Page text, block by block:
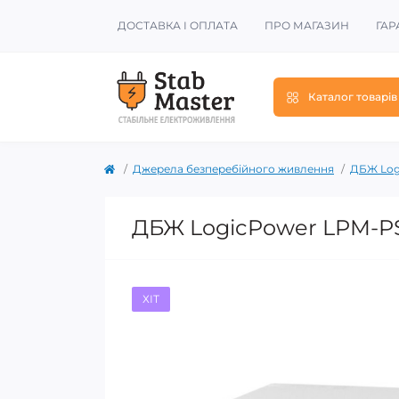
ДОСТАВКА І ОПЛАТА ПРО МАГАЗИН
Каталог товарів
Джерела безперебійного живлення ДБЖ
ДБЖ LogicPower LPM-
ХІТ